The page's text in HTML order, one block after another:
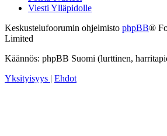
Viesti Ylläpidolle
Keskustelufoorumin ohjelmisto phpBB®
Limited
Käännös: phpBB Suomi (lurttinen,
Yksityisyys
Ehdot